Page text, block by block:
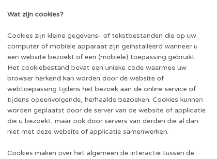
Wat zijn cookies?
Cookies zijn kleine gegevens- of tekstbestanden die op uw
computer of mobiele apparaat zijn geïnstalleerd wanneer u
een website bezoekt of een (mobiele) toepassing gebruikt.
Het cookiebestand bevat een unieke code waarmee uw
browser herkend kan worden door de website of
webtoepassing tijdens het bezoek aan de online service of
tijdens opeenvolgende, herhaalde bezoeken. Cookies kunnen
worden geplaatst door de server van de website of applicatie
die u bezoekt, maar ook door servers van derden die al dan
niet met deze website of applicatie samenwerken.
Cookies maken over het algemeen de interactie tussen de